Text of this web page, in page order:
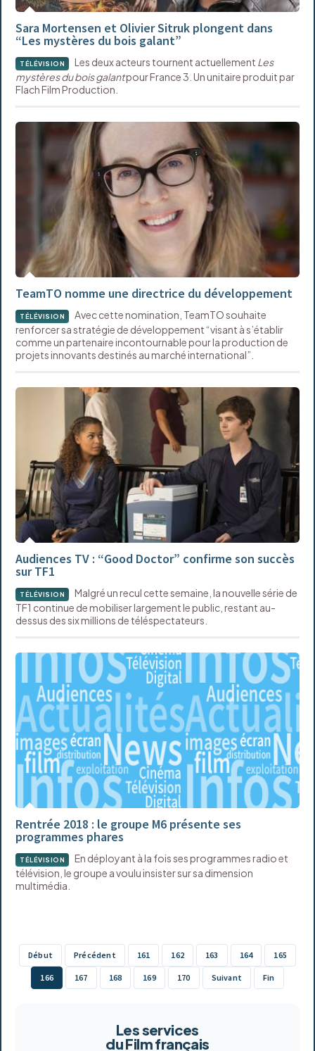
Sara Mortensen et Olivier Sitruk plongent dans
“Les mystères du bois galant”
TÉLÉVISION Les deux acteurs tournent actuellement Les
mystères du bois galantpour France 3. Un unitaire produit par
Flach Film Production.
TeamTO nomme une directrice du développement
TÉLÉVISION
Avec cette nomination, TeamTO souhaite
renforcer sa stratégie de développement “visant à s’établir
comme un partenaire incontournable pour la production de
projets innovants destinés au marché international”.
Audiences TV : “Good Doctor” confirme son succès
sur TF1
TÉLÉVISION
Malgré un recul cette semaine, la nouvelle série de
TF1 continue de mobiliser largement le public, restant au-
dessus des six millions de téléspectateurs.
Rentrée 2018 : le groupe M6 présente ses
programmes phares
TÉLÉVISION
En déployant à la fois ses programmes radio et
télévision, le groupe a voulu insister sur sa dimension
multimédia.
Début Précédent 161 162 163 164 165
166 167 168 169 170 Suivant Fin
Les services
du Film français